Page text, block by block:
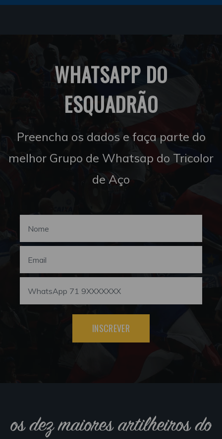
WHATSAPP DO
ESQUADRÃO
Preencha os dados e faça parte do
melhor Grupo de Whatsap do Tricolor
de Aço
INSCREVER
os dez maiores artilheiros do